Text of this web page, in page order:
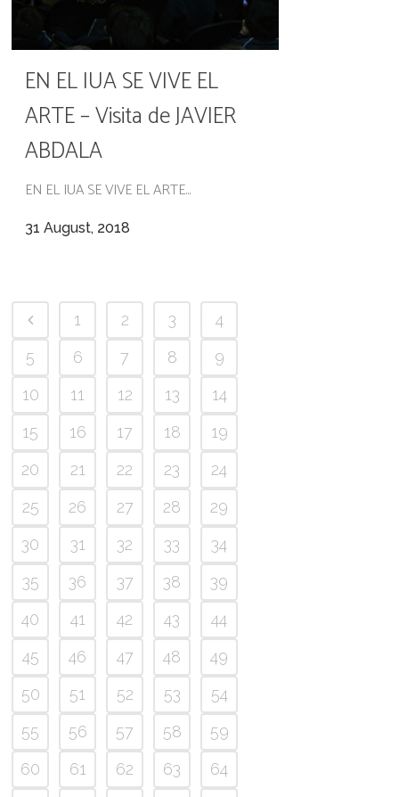
EN EL IUA SE VIVE EL
ARTE – Visita de JAVIER
ABDALA
EN EL IUA SE VIVE EL ARTE...
31 August, 2018
1 2 3
4
5
6 7 8
9
10
11 12 13
14
15
16 17 18
19
20
21 22 23
24
25
26 27 28
29
30
31 32 33
34
35
36 37 38
39
40
41 42 43
44
45
46 47 48
49
50
51 52 53
54
55
56 57 58
59
60
61 62 63
64